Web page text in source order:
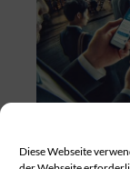
Diese Webseite